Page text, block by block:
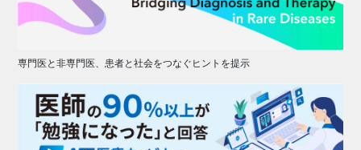
専門医と非専門医、患者と社会をつなぐヒントを提示